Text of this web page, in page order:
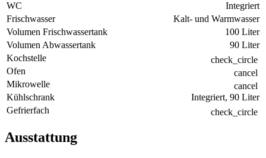
WC
Integriert
Frischwasser
Kalt- und Warmwasser
Volumen Frischwassertank
100 Liter
Volumen Abwassertank
90 Liter
Kochstelle
check_circle
Ofen
cancel
Mikrowelle
cancel
Kühlschrank
Integriert, 90 Liter
Gefrierfach
check_circle
Ausstattung